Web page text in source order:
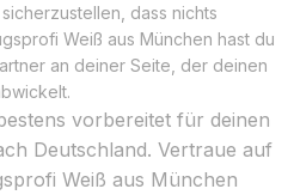
dass nichts
Weiß aus München hast du
an deiner Seite, der deinen
vorbereitet für deinen
Deutschland. Vertraue auf
Weiß aus München